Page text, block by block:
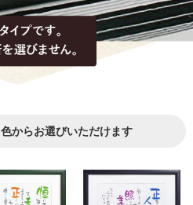
からお選びいただけます